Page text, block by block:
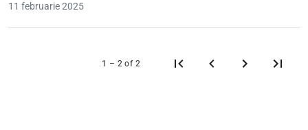
11 februarie 2025
1 – 2 of 2